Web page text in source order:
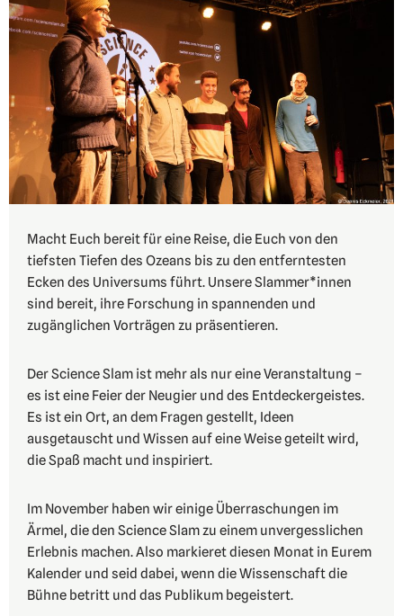
Macht Euch bereit für eine Reise, die Euch von den
tiefsten Tiefen des Ozeans bis zu den entferntesten
Ecken des Universums führt. Unsere Slammer*innen
sind bereit, ihre Forschung in spannenden und
zugänglichen Vorträgen zu präsentieren.
Der Science Slam ist mehr als nur eine Veranstaltung –
es ist eine Feier der Neugier und des Entdeckergeistes.
Es ist ein Ort, an dem Fragen gestellt, Ideen
ausgetauscht und Wissen auf eine Weise geteilt wird,
die Spaß macht und inspiriert.
Im November haben wir einige Überraschungen im
Ärmel, die den Science Slam zu einem unvergesslichen
Erlebnis machen. Also markieret diesen Monat in Eurem
Kalender und seid dabei, wenn die Wissenschaft die
Bühne betritt und das Publikum begeistert.